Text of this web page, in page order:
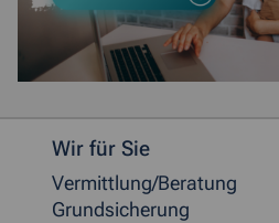
Weitere
Wir für Sie
Vermittlung/Beratung
Grundsicherung